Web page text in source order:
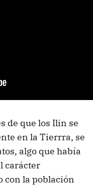
de que los Ilin se
en la Tierrra, se
algo que había
carácter
con la población